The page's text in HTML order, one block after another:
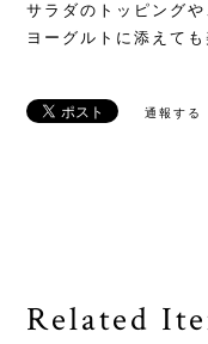
サラダのトッピング
ヨーグルトに添えても
通報する
Related